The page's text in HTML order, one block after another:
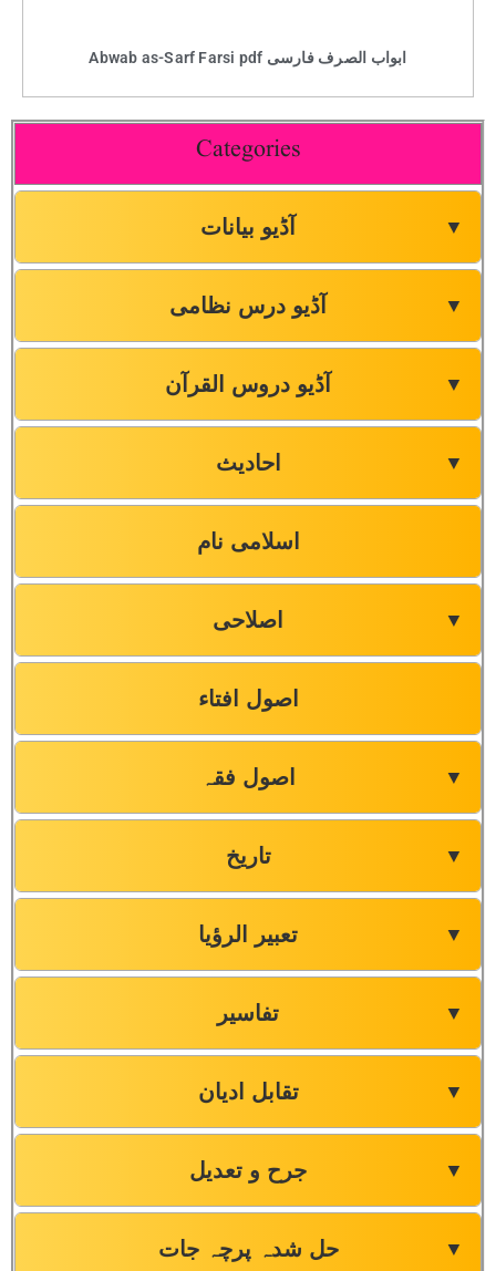
Abwab as-Sarf Farsi pdf ابواب الصرف فارسی
Categories
آڈیو بیانات ▼
آڈیو درس نظامی ▼
آڈیو دروس القرآن ▼
احادیث ▼
اسلامی نام
اصلاحی ▼
اصول افتاء
اصول فقہ ▼
تاریخ ▼
تعبیر الرؤیا ▼
تفاسیر ▼
تقابل ادیان ▼
جرح و تعدیل ▼
حل شدہ پرچہ جات ▼